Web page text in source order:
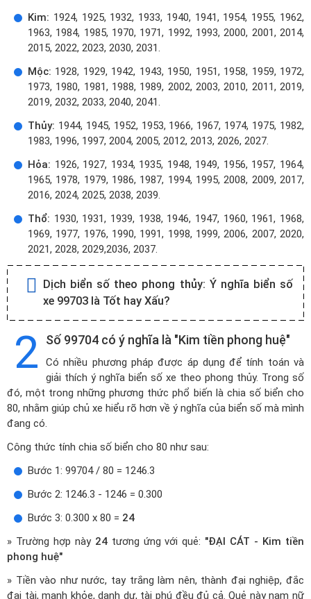
Kim: 1924, 1925, 1932, 1933, 1940, 1941, 1954, 1955, 1962,
1963, 1984, 1985, 1970, 1971, 1992, 1993, 2000, 2001, 2014,
2015, 2022, 2023, 2030, 2031.
Mộc: 1928, 1929, 1942, 1943, 1950, 1951, 1958, 1959, 1972,
1973, 1980, 1981, 1988, 1989, 2002, 2003, 2010, 2011, 2019,
2019, 2032, 2033, 2040, 2041.
Thủy: 1944, 1945, 1952, 1953, 1966, 1967, 1974, 1975, 1982,
1983, 1996, 1997, 2004, 2005, 2012, 2013, 2026, 2027.
Hỏa: 1926, 1927, 1934, 1935, 1948, 1949, 1956, 1957, 1964,
1965, 1978, 1979, 1986, 1987, 1994, 1995, 2008, 2009, 2017,
2016, 2024, 2025, 2038, 2039.
Thổ: 1930, 1931, 1939, 1938, 1946, 1947, 1960, 1961, 1968,
1969, 1977, 1976, 1990, 1991, 1998, 1999, 2006, 2007, 2020,
2021, 2028, 2029,2036, 2037.
Dịch biển số theo phong thủy: Ý nghĩa biển số
xe 99703 là Tốt hay Xấu?
2 Số 99704 có ý nghĩa là "Kim tiền phong huệ"
Có nhiều phương pháp được áp dụng để tính toán và
giải thích ý nghĩa biển số xe theo phong thủy. Trong số
đó, một trong những phương thức phổ biến là chia số biển cho
80, nhằm giúp chủ xe hiểu rõ hơn về ý nghĩa của biển số mà mình
đang có.
Công thức tính chia số biển cho 80 như sau:
Bước 1: 99704 / 80 = 1246.3
Bước 2: 1246.3 - 1246 = 0.300
Bước 3: 0.300 x 80 = 24
» Trường hợp này 24tương ứng với quẻ: "ĐẠI CÁT - Kim tiền
phong huệ"
» Tiền vào như nước, tay trắng làm nên, thành đại nghiệp, đắc
đại tài, mạnh khỏe, danh dự, tài phú đều đủ cả. Quẻ này nam nữ